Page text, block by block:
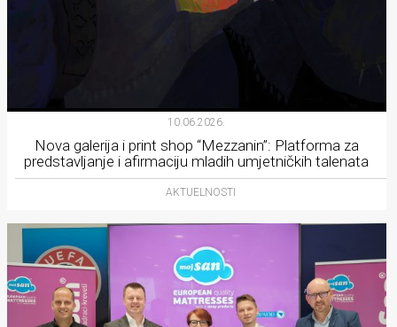
10.06.2026.
Nova galerija i print shop “Mezzanin”: Platforma za
predstavljanje i afirmaciju mladih umjetničkih talenata
AKTUELNOSTI